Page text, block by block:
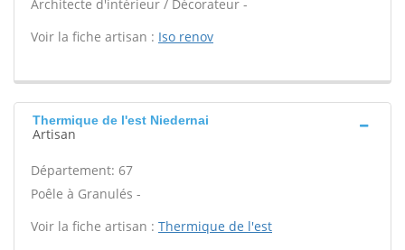
Architecte d'intérieur / Décorateur -
Voir la fiche artisan : Iso renov
Thermique de l'est Niedernai
Artisan
Département: 67
Poêle à Granulés -
Voir la fiche artisan : Thermique de l'est